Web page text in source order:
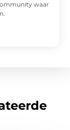
waar